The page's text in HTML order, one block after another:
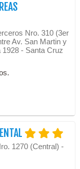
Nro. 310 (3er
Av. San Martin y
1928 - Santa Cruz
1270 (Central) -